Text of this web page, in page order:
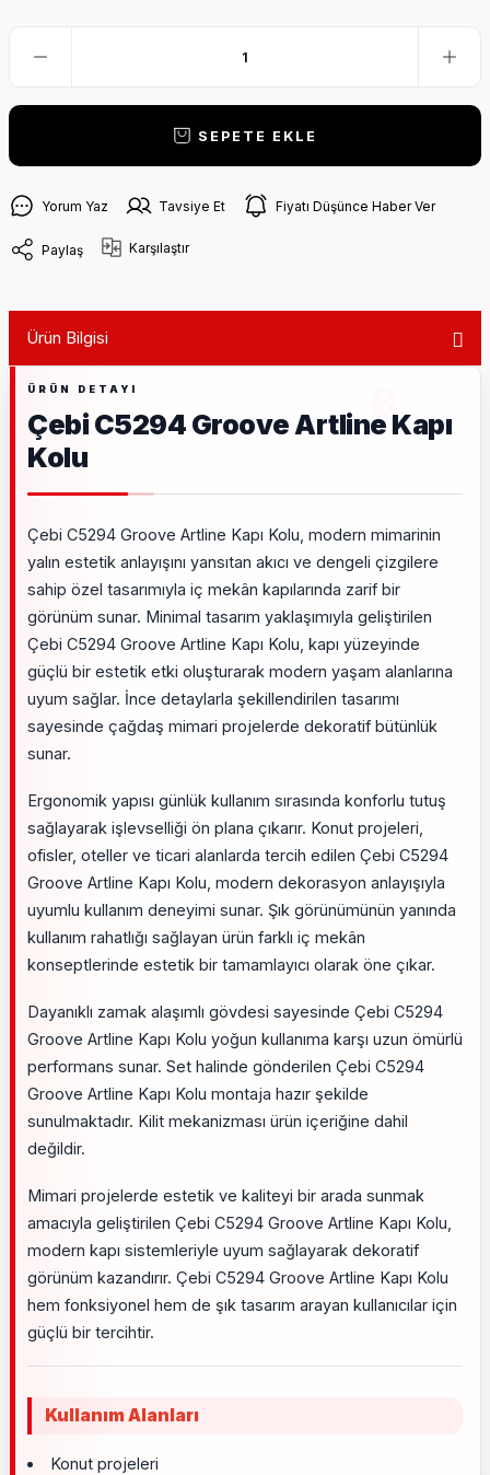
SEPETE EKLE
Yorum Yaz Tavsiye Et Fiyatı Düşünce Haber Ver
Paylaş Karşılaştır
Ürün Bilgisi
Çebi C5294 Groove Artline Kapı
Kolu
Çebi C5294 Groove Artline Kapı Kolu, modern mimarinin
yalın estetik anlayışını yansıtan akıcı ve dengeli çizgilere
sahip özel tasarımıyla iç mekân kapılarında zarif bir
görünüm sunar. Minimal tasarım yaklaşımıyla geliştirilen
Çebi C5294 Groove Artline Kapı Kolu, kapı yüzeyinde
güçlü bir estetik etki oluşturarak modern yaşam alanlarına
uyum sağlar. İnce detaylarla şekillendirilen tasarımı
sayesinde çağdaş mimari projelerde dekoratif bütünlük
sunar.
Ergonomik yapısı günlük kullanım sırasında konforlu tutuş
sağlayarak işlevselliği ön plana çıkarır. Konut projeleri,
ofisler, oteller ve ticari alanlarda tercih edilen Çebi C5294
Groove Artline Kapı Kolu, modern dekorasyon anlayışıyla
uyumlu kullanım deneyimi sunar. Şık görünümünün yanında
kullanım rahatlığı sağlayan ürün farklı iç mekân
konseptlerinde estetik bir tamamlayıcı olarak öne çıkar.
Dayanıklı zamak alaşımlı gövdesi sayesinde Çebi C5294
Groove Artline Kapı Kolu yoğun kullanıma karşı uzun ömürlü
performans sunar. Set halinde gönderilen Çebi C5294
Groove Artline Kapı Kolu montaja hazır şekilde
sunulmaktadır. Kilit mekanizması ürün içeriğine dahil
değildir.
Mimari projelerde estetik ve kaliteyi bir arada sunmak
amacıyla geliştirilen Çebi C5294 Groove Artline Kapı Kolu,
modern kapı sistemleriyle uyum sağlayarak dekoratif
görünüm kazandırır. Çebi C5294 Groove Artline Kapı Kolu
hem fonksiyonel hem de şık tasarım arayan kullanıcılar için
güçlü bir tercihtir.
Kullanım Alanları
Konut projeleri